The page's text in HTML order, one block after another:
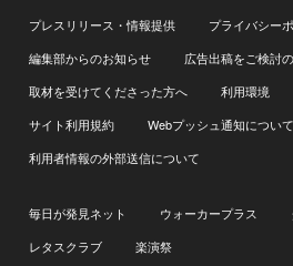
プレスリリース・情報提供
プライバシー
編集部からのお知らせ
広告出稿をご検討
取材を受けてくださった方へ
利用環境
サイト利用規約
Webプッシュ通知について
利用者情報の外部送信について
毎日が発見ネット ウォーカープラス
レタスクラブ
楽演祭